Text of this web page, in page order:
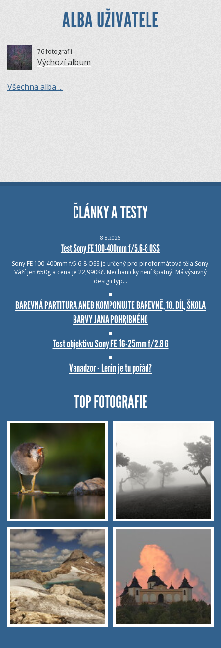
ALBA UŽIVATELE
76 fotografií
Výchozí album
Všechna alba ...
ČLÁNKY A TESTY
8.8.2026
Test Sony FE 100-400mm f/5.6-8 OSS
Sony FE 100-400mm f/5.6-8 OSS je určený pro plnoformátová těla Sony.
Váží jen 650g a cena je 22,990Kč. Mechanicky není špatný. Má výsuvný
design typ…
BAREVNÁ PARTITURA ANEB KOMPONUJTE BAREVNĚ, 18. DÍL, ŠKOLA
BARVY JANA POHRIBNÉHO
Test objektivu Sony FE 16-25mm f/2.8 G
Vanadzor - Lenin je tu pořád?
TOP FOTOGRAFIE